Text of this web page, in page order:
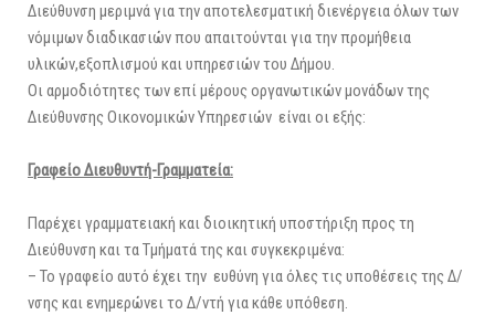
Διεύθυνση μεριμνά για την αποτελεσματική διενέργεια όλων των
νόμιμων διαδικασιών που απαιτούνται για την προμήθεια
υλικών,εξοπλισμού και υπηρεσιών του Δήμου.
Οι αρμοδιότητες των επί μέρους οργανωτικών μονάδων της
Διεύθυνσης Οικονομικών Υπηρεσιών είναι οι εξής:
Γραφείο Διευθυντή-Γραμματεία:
Παρέχει γραμματειακή και διοικητική υποστήριξη προς τη
Διεύθυνση και τα Τμήματά της και συγκεκριμένα:
– Το γραφείο αυτό έχει την ευθύνη για όλες τις υποθέσεις της Δ/
νσης και ενημερώνει το Δ/ντή για κάθε υπόθεση.